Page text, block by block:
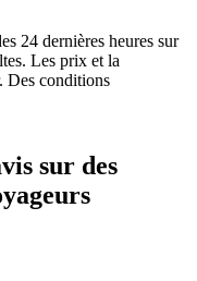
24 dernières heures sur
Les prix et la
Des conditions
sur des